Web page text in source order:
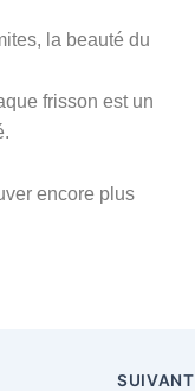
la beauté du
frisson est un
encore plus
SUIVANT